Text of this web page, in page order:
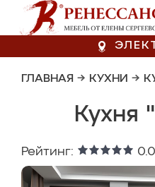
ГЛАВНАЯ → КУХНИ →
Кухня
Рейтинг: 0.0